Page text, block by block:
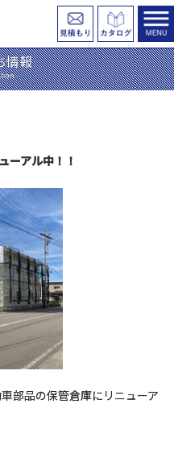
情報
ーアル中！！
部品の保管倉庫にリニューア